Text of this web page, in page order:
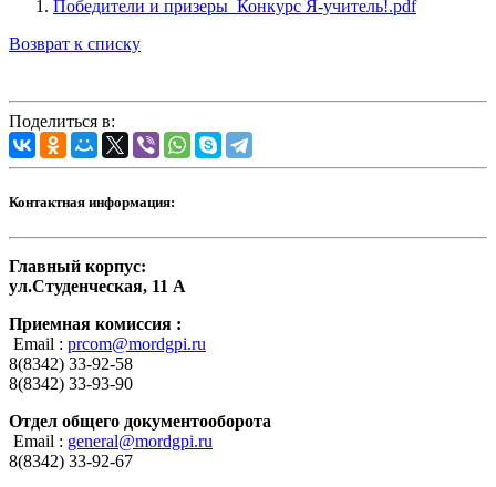
Победители и призеры_Конкурс Я-учитель!.pdf
Возврат к списку
Поделиться в:
Контактная информация:
Главный корпус:
ул.Студенческая, 11 А
Приемная комиссия :
Email : prcom@mordgpi.ru
8(8342) 33-92-58
8(8342) 33-93-90
Отдел общего документооборота
Email : general@mordgpi.ru
8(8342) 33-92-67